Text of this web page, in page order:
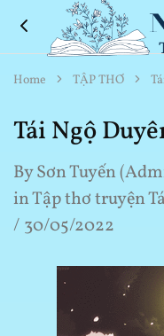
Nhất
Lang
Quán
Thơ
Hay
Cuộc
Sống
Home TẬP THƠ
Tái Ngộ
BySơn Tuyến
inTập thơ truyện
30/05/2022